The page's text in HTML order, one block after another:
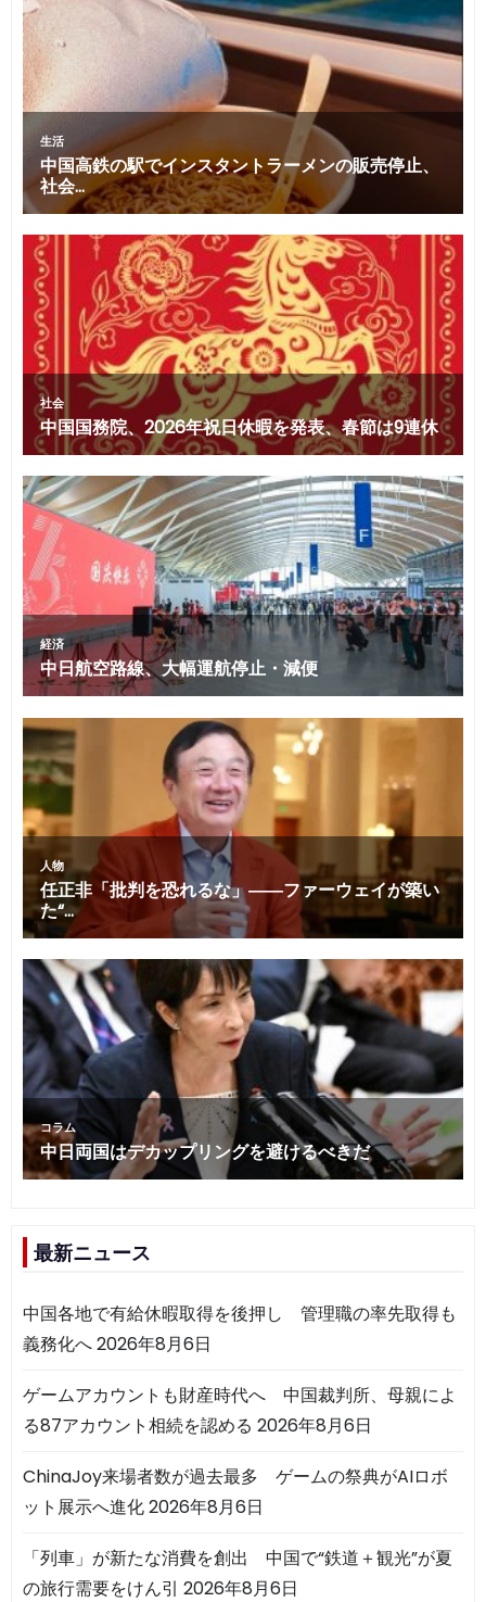
最新ニュース
中国各地で有給休暇取得を後押し 管理職の率先取得も
義務化へ2026年8月6日
ゲームアカウントも財産時代へ 中国裁判所、母親によ
る87アカウント相続を認める 2026年8月6日
ChinaJoy来場者数が過去最多 ゲームの祭典がAIロボ
ット展示へ進化2026年8月6日
「列車」が新たな消費を創出 中国で“鉄道＋観光”が夏
の旅行需要をけん引 2026年8月6日